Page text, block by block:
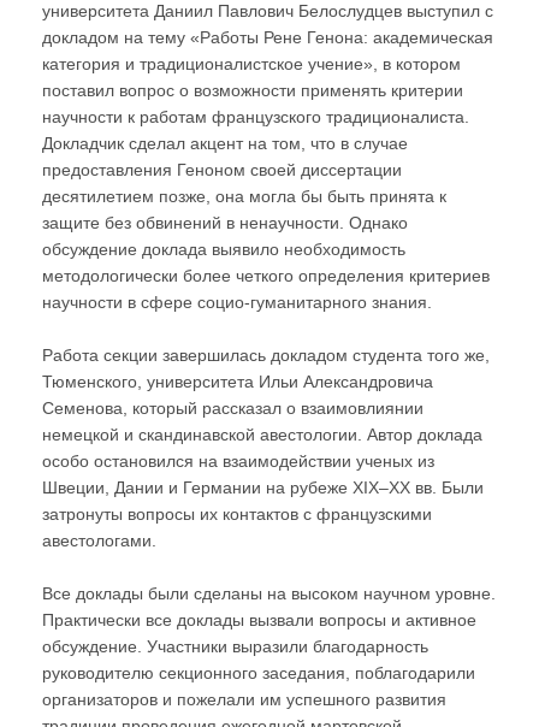
университета Даниил Павлович Белослудцев выступил с
докладом на тему «Работы Рене Генона: академическая
категория и традиционалистское учение», в котором
поставил вопрос о возможности применять критерии
научности к работам французского традиционалиста.
Докладчик сделал акцент на том, что в случае
предоставления Геноном своей диссертации
десятилетием позже, она могла бы быть принята к
защите без обвинений в ненаучности. Однако
обсуждение доклада выявило необходимость
методологически более четкого определения критериев
научности в сфере социо-гуманитарного знания.
Работа секции завершилась докладом студента того же,
Тюменского, университета Ильи Александровича
Семенова, который рассказал о взаимовлиянии
немецкой и скандинавской авестологии. Автор доклада
особо остановился на взаимодействии ученых из
Швеции, Дании и Германии на рубеже XIX–XX вв. Были
затронуты вопросы их контактов с французскими
авестологами.
Все доклады были сделаны на высоком научном уровне.
Практически все доклады вызвали вопросы и активное
обсуждение. Участники выразили благодарность
руководителю секционного заседания, поблагодарили
организаторов и пожелали им успешного развития